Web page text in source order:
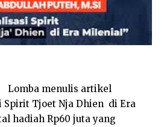
Lomba menulis artikel
Spirit Tjoet Nja Dhien di Era
hadiah Rp60 juta yang